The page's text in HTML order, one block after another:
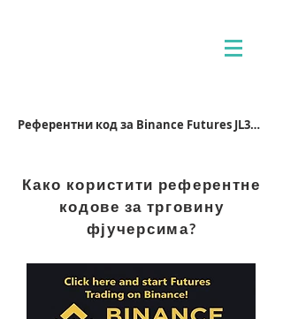
Референтни код за Binance Futures JL3MPH7U
Како користити референтне
кодове за трговину
фјучерсима?